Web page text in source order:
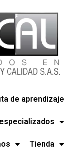
de aprendizaje
Tienda